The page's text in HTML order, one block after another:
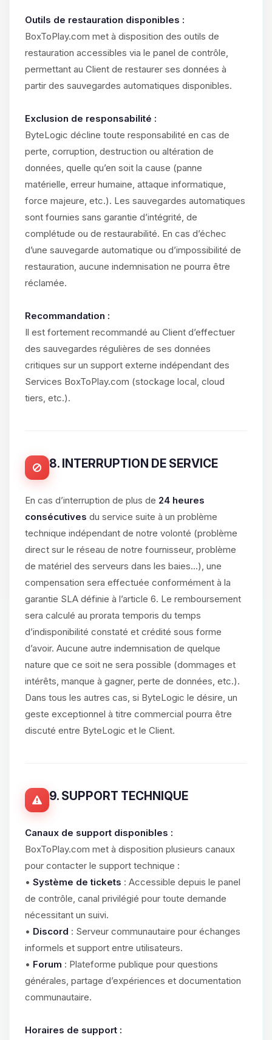
Outils de restauration disponibles :
BoxToPlay.com met à disposition des outils de
restauration accessibles via le panel de contrôle,
permettant au Client de restaurer ses données à
partir des sauvegardes automatiques disponibles.
Exclusion de responsabilité :
ByteLogic décline toute responsabilité en cas de
perte, corruption, destruction ou altération de
données, quelle qu’en soit la cause (panne
matérielle, erreur humaine, attaque informatique,
force majeure, etc.). Les sauvegardes automatiques
sont fournies sans garantie d’intégrité, de
complétude ou de restaurabilité. En cas d’échec
d’une sauvegarde automatique ou d’impossibilité de
restauration, aucune indemnisation ne pourra être
réclamée.
Recommandation :
Il est fortement recommandé au Client d’effectuer
des sauvegardes régulières de ses données
critiques sur un support externe indépendant des
Services BoxToPlay.com (stockage local, cloud
tiers, etc.).
8. INTERRUPTION DE SERVICE
En cas d’interruption de plus de 24 heures
consécutives du service suite à un problème
technique indépendant de notre volonté (problème
direct sur le réseau de notre fournisseur, problème
de matériel des serveurs dans les baies...), une
compensation sera effectuée conformément à la
garantie SLA définie à l’article 6. Le remboursement
sera calculé au prorata temporis du temps
d’indisponibilité constaté et crédité sous forme
d’avoir. Aucune autre indemnisation de quelque
nature que ce soit ne sera possible (dommages et
intérêts, manque à gagner, perte de données, etc.).
Dans tous les autres cas, si ByteLogic le désire, un
geste exceptionnel à titre commercial pourra être
discuté entre ByteLogic et le Client.
9. SUPPORT TECHNIQUE
Canaux de support disponibles :
BoxToPlay.com met à disposition plusieurs canaux
pour contacter le support technique :
• Système de tickets : Accessible depuis le panel
de contrôle, canal privilégié pour toute demande
nécessitant un suivi.
• Discord : Serveur communautaire pour échanges
informels et support entre utilisateurs.
• Forum : Plateforme publique pour questions
générales, partage d’expériences et documentation
communautaire.
Horaires de support :